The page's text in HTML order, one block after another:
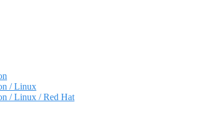
/ Linux
/ Linux / Red Hat